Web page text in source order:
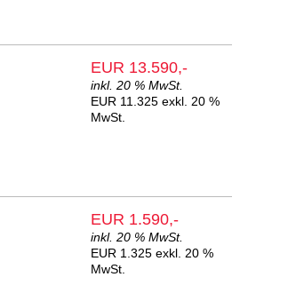
EUR 13.590,-
inkl. 20 % MwSt.
EUR 11.325 exkl. 20 %
MwSt.
EUR 1.590,-
inkl. 20 % MwSt.
EUR 1.325 exkl. 20 %
MwSt.